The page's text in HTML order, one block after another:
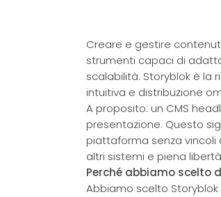
Creare e gestire
strumenti capaci di
scalabilità. Storyblok è la
intuitiva e distribuzione
A proposito: un CMS
presentazione. Questo
piattaforma senza vincoli
altri sistemi e piena
Perché abbiamo scelto
Abbiamo scelto